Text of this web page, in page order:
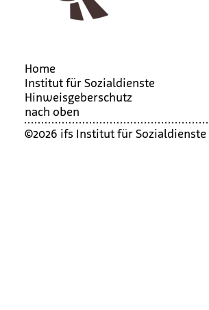
Home
Institut für Sozialdienste
Hin­weis­ge­ber­schutz
nach oben
©2026 ifs Institut für Sozialdienste |